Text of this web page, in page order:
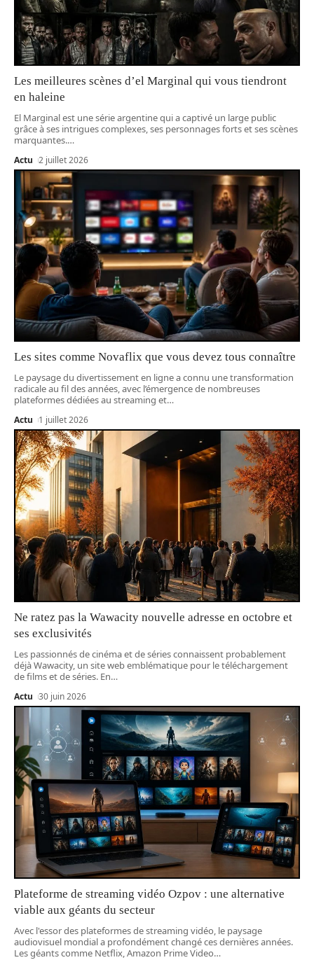
Les meilleures scènes d’el Marginal qui vous tiendront
en haleine
El Marginal est une série argentine qui a captivé un large public
grâce à ses intrigues complexes, ses personnages forts et ses scènes
marquantes.…
Actu 2 juillet 2026
Les sites comme Novaflix que vous devez tous connaître
Le paysage du divertissement en ligne a connu une transformation
radicale au fil des années, avec l’émergence de nombreuses
plateformes dédiées au streaming et…
Actu 1 juillet 2026
Ne ratez pas la Wawacity nouvelle adresse en octobre et
ses exclusivités
Les passionnés de cinéma et de séries connaissent probablement
déjà Wawacity, un site web emblématique pour le téléchargement
de films et de séries. En…
Actu 30 juin 2026
Plateforme de streaming vidéo Ozpov : une alternative
viable aux géants du secteur
Avec l'essor des plateformes de streaming vidéo, le paysage
audiovisuel mondial a profondément changé ces dernières années.
Les géants comme Netflix, Amazon Prime Video…